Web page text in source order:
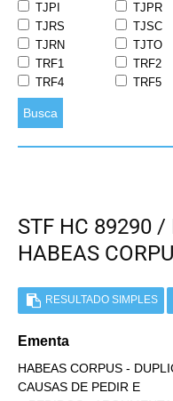
TJPI
TJPR
TJRS
TJSC
TJRN
TJTO
TRF1
TRF2
TRF4
TRF5
Busca
STF HC 89290 /
HABEAS
RESULTADO SIMPLES
Ementa
HABEAS CORPUS -
CAUSAS DE PEDIR E